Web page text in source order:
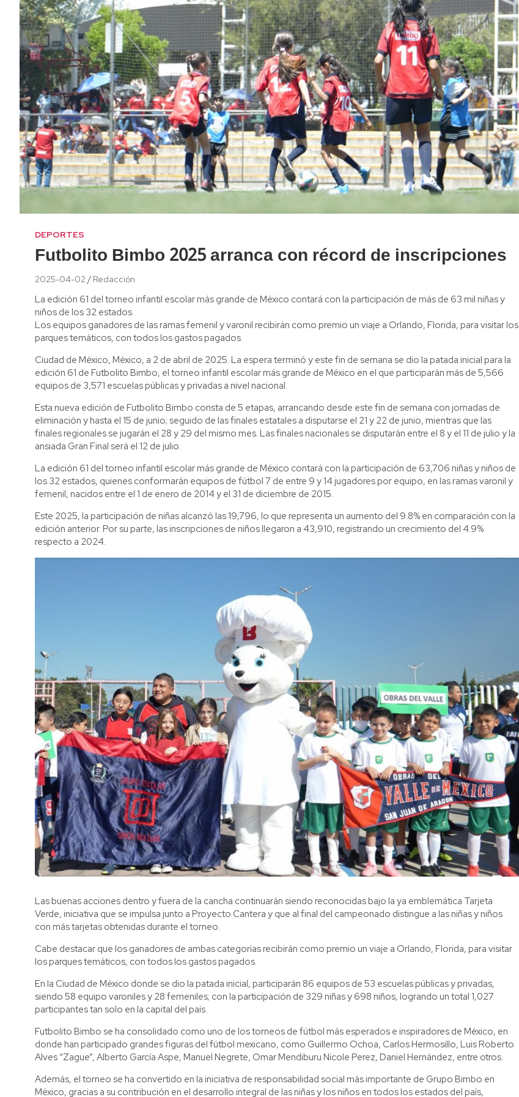
DEPORTES
Futbolito Bimbo 2025 arranca con récord de inscripciones
2025-04-02 Redacción
La edición 61 del torneo infantil escolar más grande de México contará con la participación de más de 63 mil niñas y
niños de los 32 estados.
Los equipos ganadores de las ramas femenil y varonil recibirán como premio un viaje a Orlando, Florida, para visitar los
parques temáticos, con todos los gastos pagados.
Ciudad de México, México, a 2 de abril de 2025. La espera terminó y este fin de semana se dio la patada inicial para la
edición 61 de Futbolito Bimbo, el torneo infantil escolar más grande de México en el que participarán más de 5,566
equipos de 3,571 escuelas públicas y privadas a nivel nacional.
Esta nueva edición de Futbolito Bimbo consta de 5 etapas, arrancando desde este fin de semana con jornadas de
eliminación y hasta el 15 de junio; seguido de las finales estatales a disputarse el 21 y 22 de junio, mientras que las
finales regionales se jugarán el 28 y 29 del mismo mes. Las finales nacionales se disputarán entre el 8 y el 11 de julio y la
ansiada Gran Final será el 12 de julio.
La edición 61 del torneo infantil escolar más grande de México contará con la participación de 63,706 niñas y niños de
los 32 estados, quienes conformarán equipos de fútbol 7 de entre 9 y 14 jugadores por equipo, en las ramas varonil y
femenil, nacidos entre el 1 de enero de 2014 y el 31 de diciembre de 2015.
Este 2025, la participación de niñas alcanzó las 19,796, lo que representa un aumento del 9.8% en comparación con la
edición anterior. Por su parte, las inscripciones de niños llegaron a 43,910, registrando un crecimiento del 4.9%
respecto a 2024.
Las buenas acciones dentro y fuera de la cancha continuarán siendo reconocidas bajo la ya emblemática Tarjeta
Verde, iniciativa que se impulsa junto a Proyecto Cantera y que al final del campeonado distingue a las niñas y niños
con más tarjetas obtenidas durante el torneo.
Cabe destacar que los ganadores de ambas categorías recibirán como premio un viaje a Orlando, Florida, para visitar
los parques temáticos, con todos los gastos pagados.
En la Ciudad de México donde se dio la patada inicial, participarán 86 equipos de 53 escuelas públicas y privadas,
siendo 58 equipo varoniles y 28 femeniles; con la participación de 329 niñas y 698 niños, logrando un total 1,027
participantes tan solo en la capital del país.
Futbolito Bimbo se ha consolidado como uno de los torneos de fútbol más esperados e inspiradores de México, en
donde han participado grandes figuras del fútbol mexicano, como Guillermo Ochoa, Carlos Hermosillo, Luis Roberto
Alves “Zague”, Alberto García Aspe, Manuel Negrete, Omar Mendiburu Nicole Perez, Daniel Hernández, entre otros.
Además, el torneo se ha convertido en la iniciativa de responsabilidad social más importante de Grupo Bimbo en
México, gracias a su contribución en el desarrollo integral de las niñas y los niños en todos los estados del país,